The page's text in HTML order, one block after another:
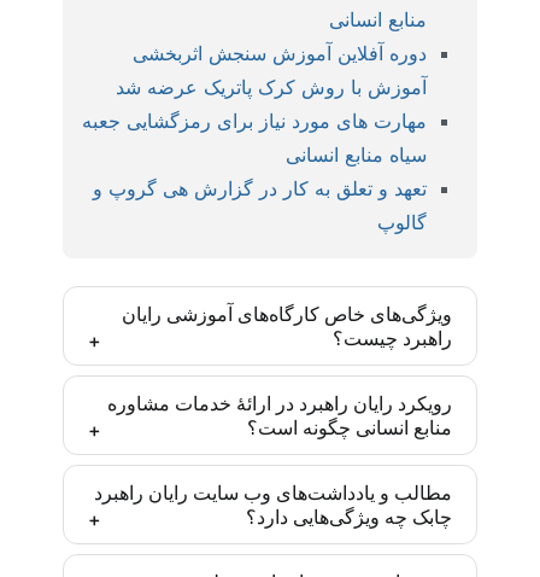
منابع انسانی
دوره آفلاین آموزش سنجش اثربخشی
آموزش با روش کرک پاتریک عرضه شد
مهارت های مورد نیاز برای رمزگشایی جعبه
سیاه منابع انسانی
تعهد و تعلق به کار در گزارش هی گروپ و
گالوپ
ویژگی‌های خاص کارگاه‌های آموزشی رایان
راهبرد چیست؟
کارگاه‌های رایان راهبرد بر اساس مدل‌ها و روش‌های
روز دنیا و با رویکرد ایجاد مهارت تخصصی تدارک دیده
شده‌اند و یادگیری انجام موضوع آموزش پس از
مشارکت فعال تضمین شده است. این مهارت‌ها برای
مدیران و متخصصان منابع انسانی یک مزیت رقابتی
ایجاد می‌کنند تا در موقعیت‌های شغلی مناسبی در این
رویکرد رایان راهبرد در ارائۀ خدمات مشاوره
منابع انسانی چگونه است؟
رایان راهبرد تأکید زیادی به درونی‌سازی متدهای به کار
گرفته‌شده در سازمان‌ها دارد. به طوری که تمامی
پروژه‌های مشاوره پس از آموزش به ذینفعان و متولیان
مطالب و یادداشت‌های وب سایت رایان راهبرد
چابک چه ویژگی‌هایی دارد؟